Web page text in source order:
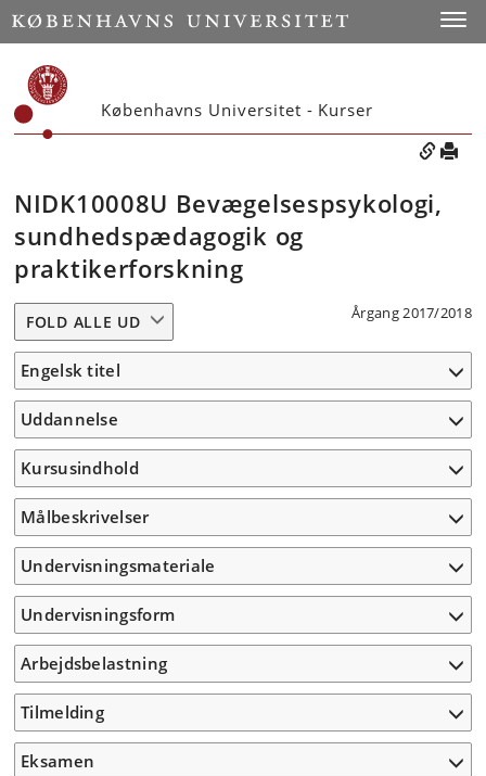
Københavns Universitet - Kurser
NIDK10008U Bevægelsespsykologi,
sundhedspædagogik og
praktikerforskning
Årgang 2017/2018
FOLD ALLE UD
Engelsk titel
Uddannelse
Kursusindhold
Målbeskrivelser
Undervisningsmateriale
Undervisningsform
Arbejdsbelastning
Tilmelding
Eksamen